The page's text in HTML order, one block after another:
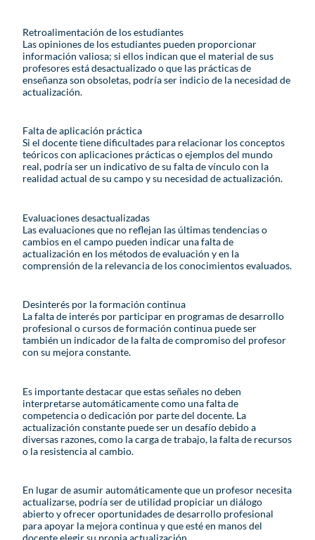
Retroalimentación de los estudiantes
Las opiniones de los estudiantes pueden proporcionar
información valiosa; si ellos indican que el material de sus
profesores está desactualizado o que las prácticas de
enseñanza son obsoletas, podría ser indicio de la necesidad de
actualización.
Falta de aplicación práctica
Si el docente tiene dificultades para relacionar los conceptos
teóricos con aplicaciones prácticas o ejemplos del mundo
real, podría ser un indicativo de su falta de vínculo con la
realidad actual de su campo y su necesidad de actualización.
Evaluaciones desactualizadas
Las evaluaciones que no reflejan las últimas tendencias o
cambios en el campo pueden indicar una falta de
actualización en los métodos de evaluación y en la
comprensión de la relevancia de los conocimientos evaluados.
Desinterés por la formación continua
La falta de interés por participar en programas de desarrollo
profesional o cursos de formación continua puede ser
también un indicador de la falta de compromiso del profesor
con su mejora constante.
Es importante destacar que estas señales no deben
interpretarse automáticamente como una falta de
competencia o dedicación por parte del docente. La
actualización constante puede ser un desafío debido a
diversas razones, como la carga de trabajo, la falta de recursos
o la resistencia al cambio.
En lugar de asumir automáticamente que un profesor necesita
actualizarse, podría ser de utilidad propiciar un diálogo
abierto y ofrecer oportunidades de desarrollo profesional
para apoyar la mejora continua y que esté en manos del
docente elegir su propia actualización.